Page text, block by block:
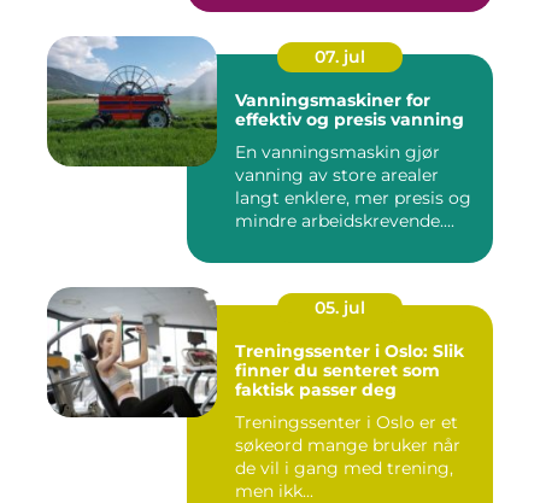
07. jul
Vanningsmaskiner for
effektiv og presis vanning
En vanningsmaskin gjør
vanning av store arealer
langt enklere, mer presis og
mindre arbeidskrevende....
05. jul
Treningssenter i Oslo: Slik
finner du senteret som
faktisk passer deg
Treningssenter i Oslo er et
søkeord mange bruker når
de vil i gang med trening,
men ikk...